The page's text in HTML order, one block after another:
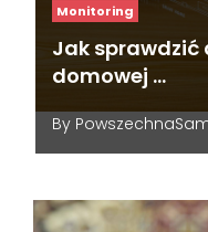
Monitoring
Jak sprawdzić
domowej …
By